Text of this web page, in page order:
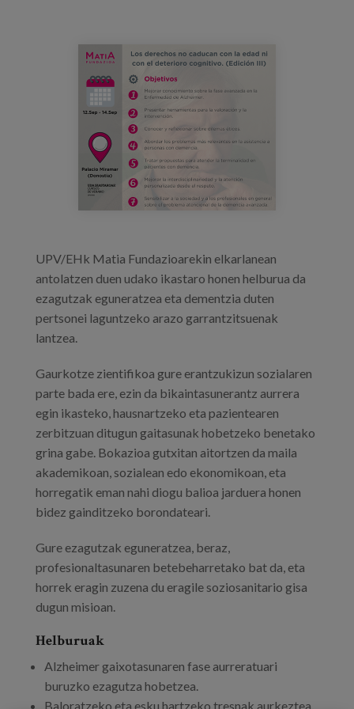
Egizu lan gurekin
Salaketa-kanala
dm4cuu_w4aa5gcq.png
UPV/EHk Matia Fundazioarekin elkarlanean
antolatzen duen udako ikastaro honen helburua da
ezagutzak eguneratzea eta dementzia duten
pertsonei laguntzeko arazo garrantzitsuenak
lantzea.
Gaurkotze zientifikoa gure erantzukizun sozialaren
parte bada ere, ezin da bikaintasunerantz aurrera
egin ikasteko, hausnartzeko eta pazientearen
zerbitzuan ditugun gaitasunak hobetzeko benetako
grina gabe. Bokazioa gutxitan aitortzen da maila
akademikoan, sozialean edo ekonomikoan, eta
horregatik eman nahi diogu balioa jarduera honen
bidez gainditzeko borondateari.
Gure ezagutzak eguneratzea, beraz,
profesionaltasunaren betebeharretako bat da, eta
horrek eragin zuzena du eragile soziosanitario gisa
dugun misioan.
Helburuak
Alzheimer gaixotasunaren fase aurreratuari
buruzko ezagutza hobetzea.
Baloratzeko eta esku hartzeko tresnak aurkeztea.